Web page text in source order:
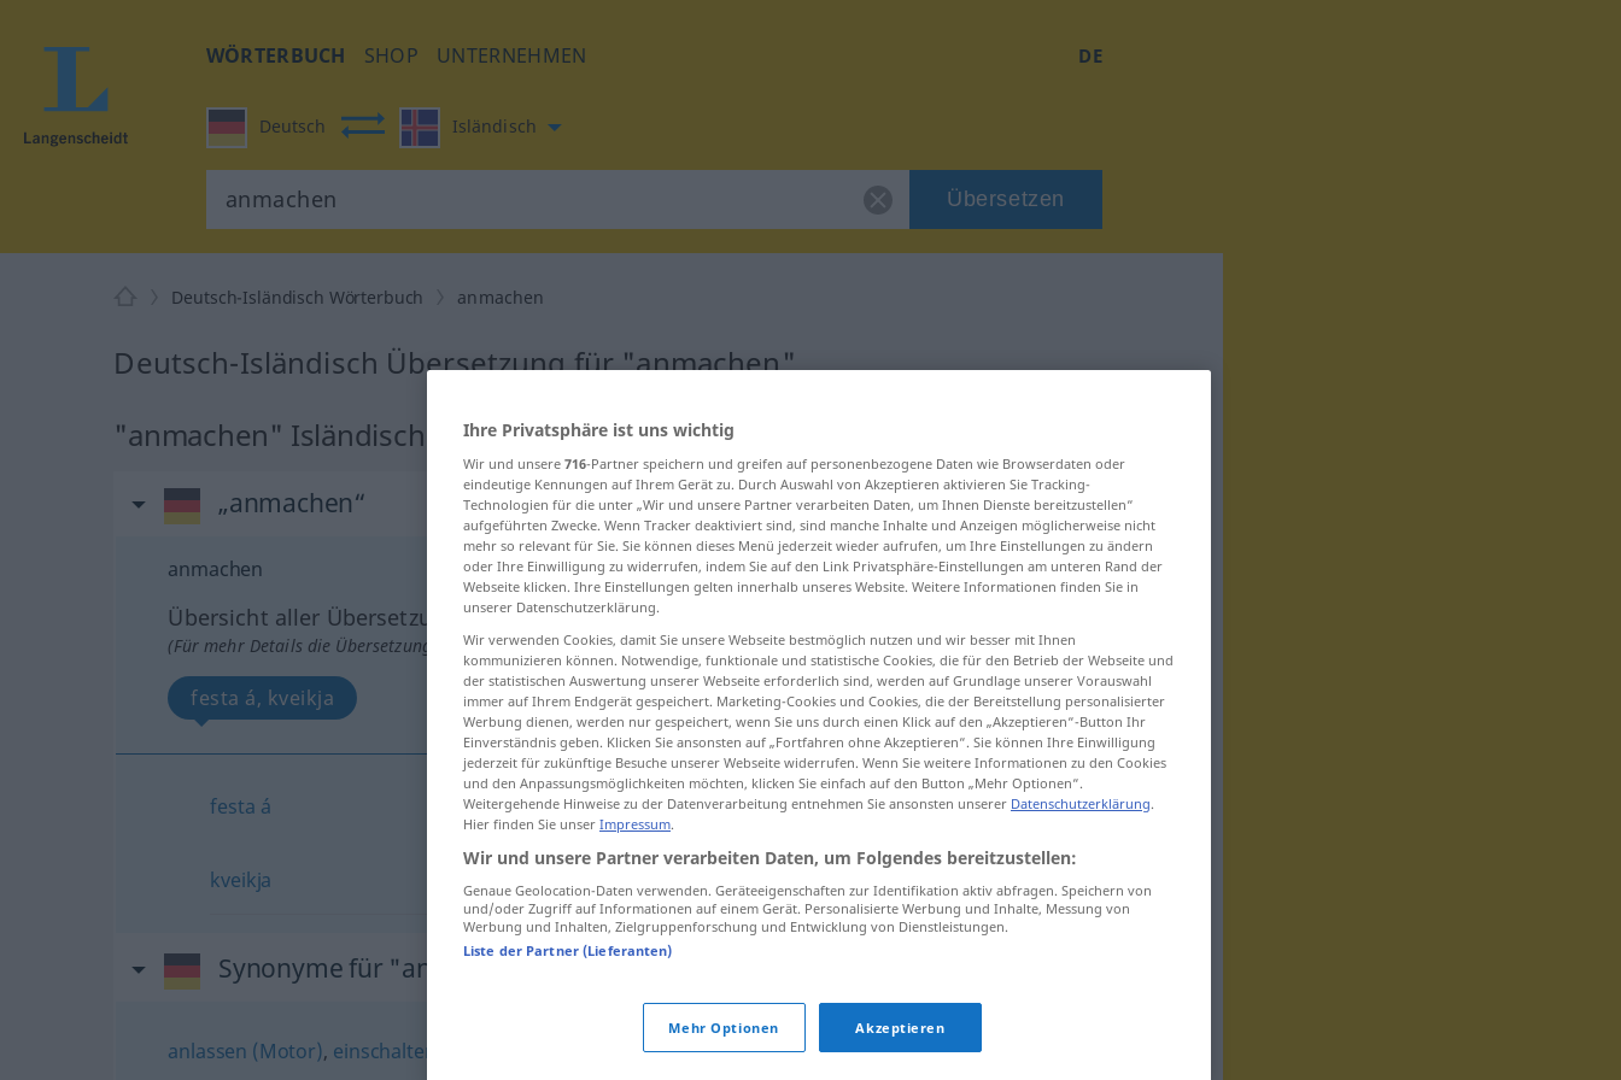
WÖRTERBUCH SHOP UNTERNEHMEN DE
Deutsch Isländisch
Übersetzen
Deutsch-Isländisch Wörterbuch anmachen
Deutsch-Isländisch Übersetzung für "anmachen"
"anmachen" Isländisch Übersetzung
„anmachen“
anmachen
Übersicht aller Übersetzungen
(Für mehr Details die Übersetzung anklicken/antippen)
festa á, kveikja
festa á anmachen
kveikja anmachen Feuer
Synonyme für "anmachen"
anlassen (Motor), einschalten
Ihre Privatsphäre ist uns wichtig
Wir und unsere 716-Partner speichern und greifen auf personenbezogene Daten wie Browserdaten oder
eindeutige Kennungen auf Ihrem Gerät zu. Durch Auswahl von Akzeptieren aktivieren Sie Tracking-
Technologien für die unter „Wir und unsere Partner verarbeiten Daten, um Ihnen Dienste bereitzustellen“
aufgeführten Zwecke. Wenn Tracker deaktiviert sind, sind manche Inhalte und Anzeigen möglicherweise nicht
mehr so relevant für Sie. Sie können dieses Menü jederzeit wieder aufrufen, um Ihre Einstellungen zu ändern
oder Ihre Einwilligung zu widerrufen, indem Sie auf den Link Privatsphäre-Einstellungen am unteren Rand der
Webseite klicken. Ihre Einstellungen gelten innerhalb unseres Website. Weitere Informationen finden Sie in
unserer Datenschutzerklärung.
Wir verwenden Cookies, damit Sie unsere Webseite bestmöglich nutzen und wir besser mit Ihnen
kommunizieren können. Notwendige, funktionale und statistische Cookies, die für den Betrieb der Webseite und
der statistischen Auswertung unserer Webseite erforderlich sind, werden auf Grundlage unserer Vorauswahl
immer auf Ihrem Endgerät gespeichert. Marketing-Cookies und Cookies, die der Bereitstellung personalisierter
Werbung dienen, werden nur gespeichert, wenn Sie uns durch einen Klick auf den „Akzeptieren“-Button Ihr
Einverständnis geben. Klicken Sie ansonsten auf „Fortfahren ohne Akzeptieren“. Sie können Ihre Einwilligung
jederzeit für zukünftige Besuche unserer Webseite widerrufen. Wenn Sie weitere Informationen zu den Cookies
und den Anpassungsmöglichkeiten möchten, klicken Sie einfach auf den Button „Mehr Optionen“.
Weitergehende Hinweise zu der Datenverarbeitung entnehmen Sie ansonsten unserer Datenschutzerklärung.
Hier finden Sie unser Impressum.
Wir und unsere Partner verarbeiten Daten, um Folgendes bereitzustellen:
Genaue Geolocation-Daten verwenden. Geräteeigenschaften zur Identifikation aktiv abfragen. Speichern von
und/oder Zugriff auf Informationen auf einem Gerät. Personalisierte Werbung und Inhalte, Messung von
Werbung und Inhalten, Zielgruppenforschung und Entwicklung von Dienstleistungen.
Liste der Partner (Lieferanten)
Mehr Optionen Akzeptieren